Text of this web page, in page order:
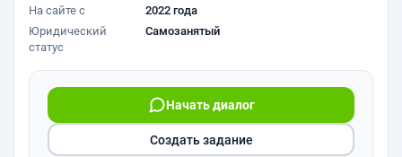
На сайте с
2022 года
Юридический
статус
Самозанятый
Начать диалог
Создать задание